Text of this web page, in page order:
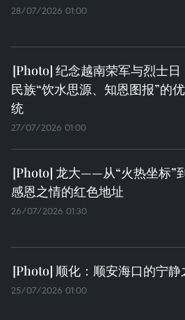
28/07/2026 01:00
纪念越南荣军与烈士日
民族“饮水思源、知恩图报”的
统
27/07/2026 01:00
龙大——从“火热坐标”
感恩之情的红色地址
26/07/2026 01:30
顺化：顺安海口的宁静
25/07/2026 01:00